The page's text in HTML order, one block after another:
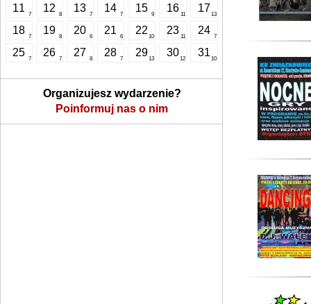
11
7
12
8
13
7
14
7
15
9
16
11
17
13
18
7
19
8
20
6
21
6
22
10
23
11
24
7
25
7
26
7
27
8
28
7
29
13
30
12
31
10
Organizujesz wydarzenie?
Poinformuj nas o nim